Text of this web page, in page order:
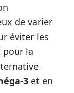
de varier
éviter les
pour la
3 et en